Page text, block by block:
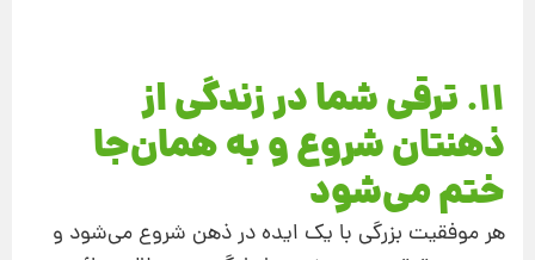
11. ترقی شما در زندگی از
ذهنتان شروع و به همان‌جا
ختم می‌شود
هر موفقیت بزرگی با یک ایده در ذهن شروع می‌شود و